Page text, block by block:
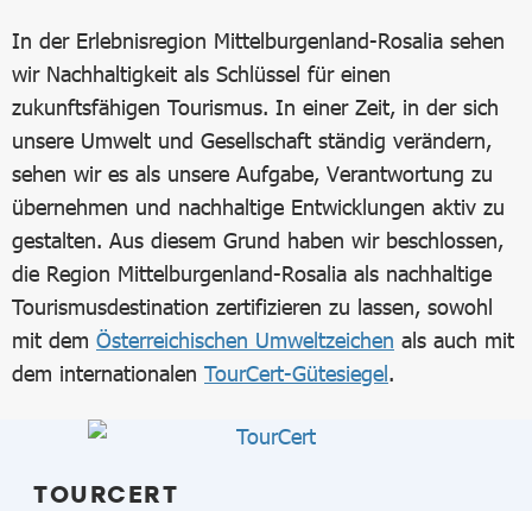
In der Erlebnisregion Mittelburgenland-Rosalia sehen
wir Nachhaltigkeit als Schlüssel für einen
zukunftsfähigen Tourismus. In einer Zeit, in der sich
unsere Umwelt und Gesellschaft ständig verändern,
sehen wir es als unsere Aufgabe, Verantwortung zu
übernehmen und nachhaltige Entwicklungen aktiv zu
gestalten. Aus diesem Grund haben wir beschlossen,
die Region Mittelburgenland-Rosalia als nachhaltige
Tourismusdestination zertifizieren zu lassen, sowohl
mit dem Österreichischen Umweltzeichen als auch mit
dem internationalen TourCert-Gütesiegel.
TOURCERT